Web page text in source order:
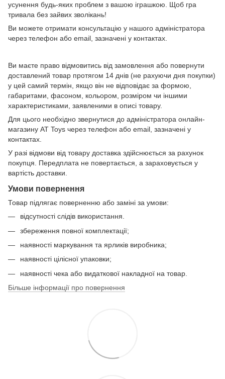
усунення будь-яких проблем з вашою іграшкою. Щоб гра
тривала без зайвих зволікань!
Ви можете отримати консультацію у нашого адміністратора
через телефон або email, зазначені у контактах.
Ви маєте право відмовитись від замовлення або повернути
доставлений товар протягом 14 днів (не рахуючи дня покупки)
у цей самий термін, якщо він не відповідає за формою,
габаритами, фасоном, кольором, розміром чи іншими
характеристиками, заявленими в описі товару.
Для цього необхідно звернутися до адміністратора онлайн-
магазину AT Toys через телефон або email, зазначені у
контактах.
У разі відмови від товару доставка здійснюється за рахунок
покупця. Передплата не повертається, а зараховується у
вартість доставки.
Умови повернення
Товар підлягає поверненню або заміні за умови:
відсутності слідів використання.
збереження повної комплектації;
наявності маркування та ярликів виробника;
наявності цілісної упаковки;
наявності чека або видаткової накладної на товар.
Більше інформації про повернення